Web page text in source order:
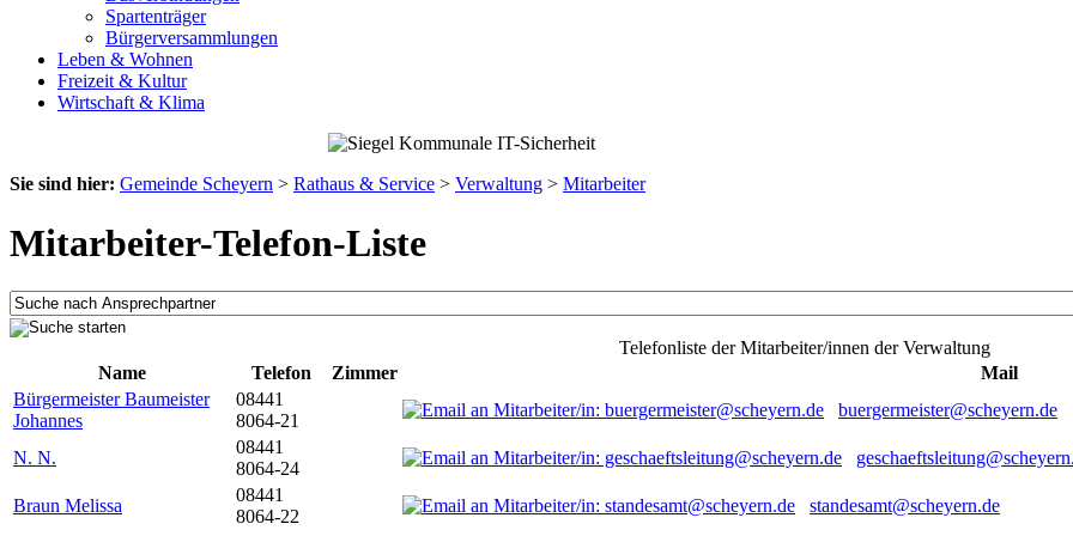
Spartenträger
Bürgerversammlungen
Leben & Wohnen
Freizeit & Kultur
Wirtschaft & Klima
Sie sind hier: Gemeinde Scheyern > Rathaus & Service > Verwaltung > Mitarbeiter
Mitarbeiter-Telefon-Liste
Telefonliste der Mitarbeiter/innen der Verwaltung
Name
Telefon Zimmer
Mail
Bürgermeister Baumeister
Johannes
08441
8064-21
buergermeister@scheyern.de
N. N.
08441
8064-24
Braun Melissa
08441
8064-22
standesamt@scheyern.de